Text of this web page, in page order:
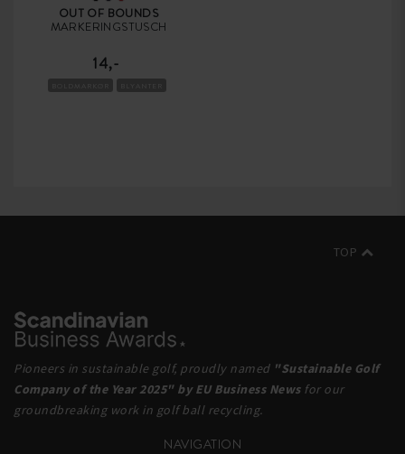
OUT OF BOUNDS
MARKERINGSTUSCH
14,-
Pioneers in sustainable golf, proudly named "Sustainable Golf
Company of the Year 2025" by EU Business Newsfor our
groundbreaking work in golf ball recycling.
TOP
NAVIGATION